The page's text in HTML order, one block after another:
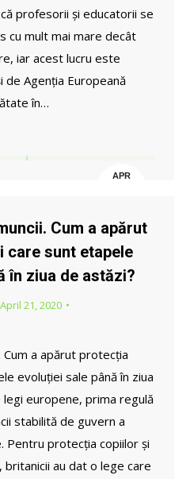
profesorii și educatorii se
cu mult mai mare decât
iar acest lucru este
Agenția Europeană
în…
APR
Cum a apărut
care sunt etapele
în ziua de astăzi?
April 21, 2020
a apărut protecția
evoluției sale până în ziua
europene, prima regulă
stabilită de guvern a
Pentru protecția copiilor și
au dat o lege care